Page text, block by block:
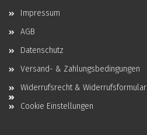
Impressum
AGB
Datenschutz
Versand- & Zahlungsbedingungen
Widerrufsrecht & Widerrufsformular
Cookie Einstellungen